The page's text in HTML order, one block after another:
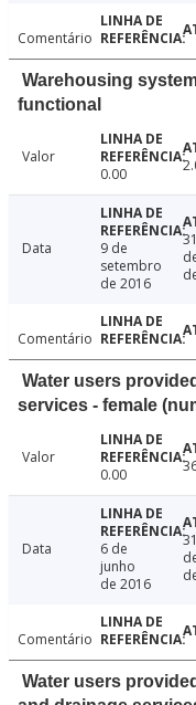
Comentário
Warehousing
functional
Valor
0.00
Data
9 de
setembro
de 2016
Comentário
Water users
services - female
Valor
0.00
Data
6 de
junho
de 2016
Comentário
Water users